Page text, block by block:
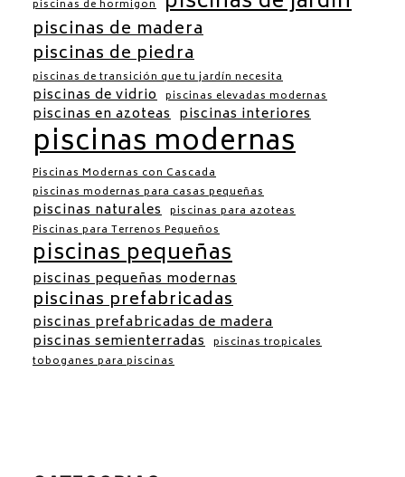
piscinas de hormigon
piscinas de madera
piscinas de piedra
piscinas de transición que tu jardín necesita
piscinas de vidrio piscinas elevadas modernas
piscinas en azoteas piscinas interiores
piscinas modernas
Piscinas Modernas con Cascada
piscinas modernas para casas pequeñas
piscinas naturales piscinas para azoteas
Piscinas para Terrenos Pequeños
piscinas pequeñas
piscinas pequeñas modernas
piscinas prefabricadas
piscinas prefabricadas de madera
piscinas semienterradas piscinas tropicales
toboganes para piscinas